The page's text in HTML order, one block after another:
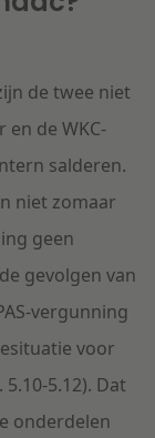
de twee niet
de WKC-
salderen.
niet zomaar
geen
gevolgen van
vergunning
voor
5.12). Dat
onderdelen